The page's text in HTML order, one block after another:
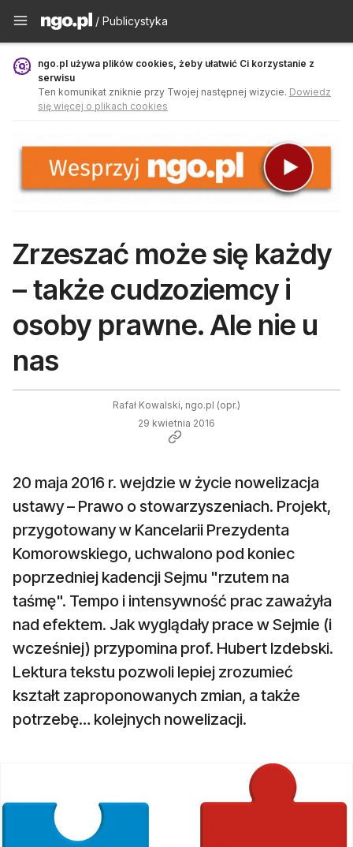
Publicystyka - ngo.pl
/ Publicystyka
ngo.pl używa plików cookies, żeby ułatwić Ci korzystanie z
serwisu
Ten komunikat zniknie przy Twojej następnej wizycie. Dowiedz
się więcej o plikach cookies
Zrzeszać może się każdy
– także cudzoziemcy i
osoby prawne. Ale nie u
nas
Rafał Kowalski, ngo.pl (opr.)
29 kwietnia 2016
20 maja 2016 r. wejdzie w życie nowelizacja
ustawy – Prawo o stowarzyszeniach. Projekt,
przygotowany w Kancelarii Prezydenta
Komorowskiego, uchwalono pod koniec
poprzedniej kadencji Sejmu "rzutem na
taśmę". Tempo i intensywność prac zaważyła
nad efektem. Jak wyglądały prace w Sejmie (i
wcześniej) przypomina prof. Hubert Izdebski.
Lektura tekstu pozwoli lepiej zrozumieć
kształt zaproponowanych zmian, a także
potrzebę… kolejnych nowelizacji.